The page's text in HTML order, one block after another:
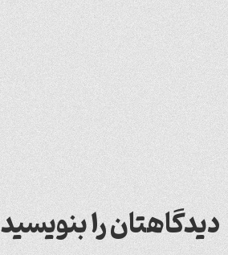
دیدگاهتان را بنویسید